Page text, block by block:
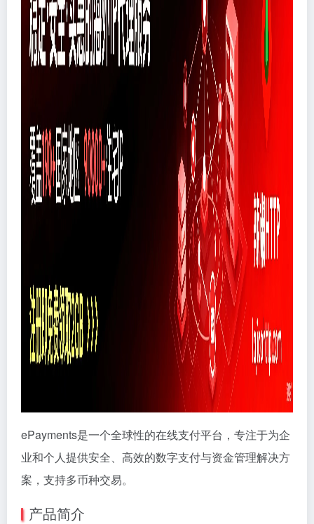
ePayments是一个全球性的在线支付平台，专注于为企
业和个人提供安全、高效的数字支付与资金管理解决方
案，支持多币种交易。
产品简介